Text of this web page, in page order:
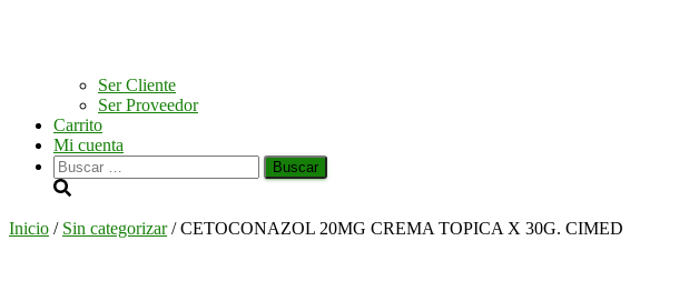
Ser Cliente
Ser Proveedor
Carrito
Mi cuenta
Buscar:
Inicio / Sin categorizar/ CETOCONAZOL 20MG CREMA TOPICA X 30G. CIMED